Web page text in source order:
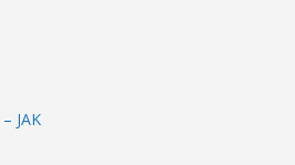
JAK